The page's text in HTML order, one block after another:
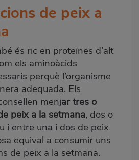
de peix a
és ric en proteïnes d’alt
els aminoàcids
perquè l’organisme
adequada. Els
menjar tres o
peix a la setmana, dos o
i entre una i dos de peix
equival a consumir uns
de peix a la setmana.